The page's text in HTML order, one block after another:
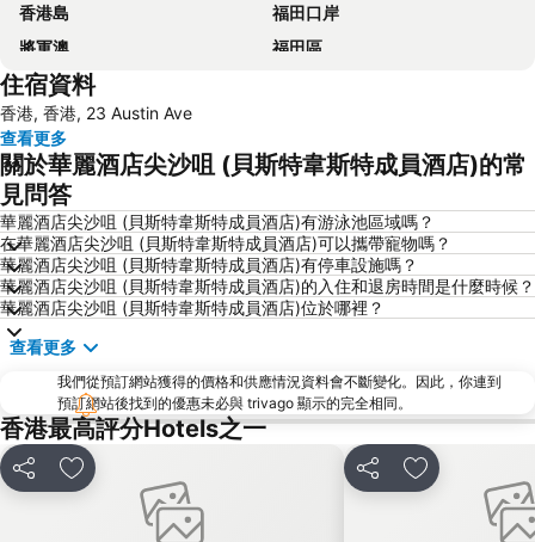
香港島
福田口岸
將軍澳
福田區
Mong Kok Metro Station
南山區
元朗
紅磡
天水圍
海洋公園
深水埗區
黃金海岸
香港迪士尼樂園
新界
羅湖口岸
羅湖
東門步行街
North Point Metro Station
Cheung Chau
羅湖口岸
Sheung Wan Metro Station
Tsing Yi Metro Station
寶安區
朗豪坊
Causeway Bay Metro Station
住宿資料
香港, 香港, 23 Austin Ave
查看更多
關於華麗酒店尖沙咀 (貝斯特韋斯特成員酒店)的常
見問答
華麗酒店尖沙咀 (貝斯特韋斯特成員酒店)有游泳池區域嗎？
在華麗酒店尖沙咀 (貝斯特韋斯特成員酒店)可以攜帶寵物嗎？
華麗酒店尖沙咀 (貝斯特韋斯特成員酒店)有停車設施嗎？
華麗酒店尖沙咀 (貝斯特韋斯特成員酒店)的入住和退房時間是什麼時候？
華麗酒店尖沙咀 (貝斯特韋斯特成員酒店)位於哪裡？
查看更多
我們從預訂網站獲得的價格和供應情況資料會不斷變化。因此，你連到
預訂網站後找到的優惠未必與 trivago 顯示的完全相同。
香港最高評分Hotels之一
分享 放到收藏夾 分享 放到收藏夾